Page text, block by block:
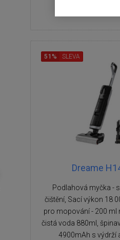
Dreame
Podlahová myčka -
čištění, Sací výkon 18
pro mopování - 200 ml
čistá voda 880ml,
4900mAh s výdrží
51% SLEVA